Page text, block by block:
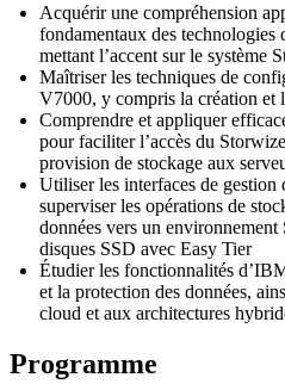
Acquérir une compréhension
fondamentaux des technologies
mettant l’accent sur le système
Maîtriser les techniques de
V7000, y compris la création et
Comprendre et appliquer
pour faciliter l’accès du
provision de stockage aux
Utiliser les interfaces de
superviser les opérations de
données vers un
disques SSD avec Easy Tier
Étudier les fonctionnalités
et la protection des données,
cloud et aux architectures
Programme